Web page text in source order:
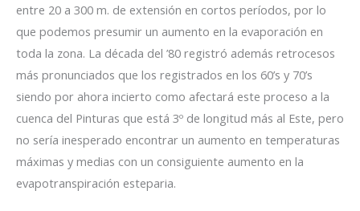
entre 20 a 300 m. de extensión en cortos períodos, por lo
que podemos presumir un aumento en la evaporación en
toda la zona. La década del ’80 registró además retrocesos
más pronunciados que los registrados en los 60’s y 70’s
siendo por ahora incierto como afectará este proceso a la
cuenca del Pinturas que está 3º de longitud más al Este, pero
no sería inesperado encontrar un aumento en temperaturas
máximas y medias con un consiguiente aumento en la
evapotranspiración esteparia.